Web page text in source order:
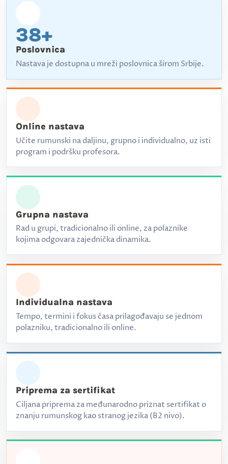
38+
Poslovnica
Nastava je dostupna u mreži poslovnica širom Srbije.
Online nastava
Učite rumunski na daljinu, grupno i individualno, uz isti
program i podršku profesora.
Grupna nastava
Rad u grupi, tradicionalno ili online, za polaznike
kojima odgovara zajednička dinamika.
Individualna nastava
Tempo, termini i fokus časa prilagođavaju se jednom
polazniku, tradicionalno ili online.
Priprema za sertifikat
Ciljana priprema za međunarodno priznat sertifikat o
znanju rumunskog kao stranog jezika (B2 nivo).